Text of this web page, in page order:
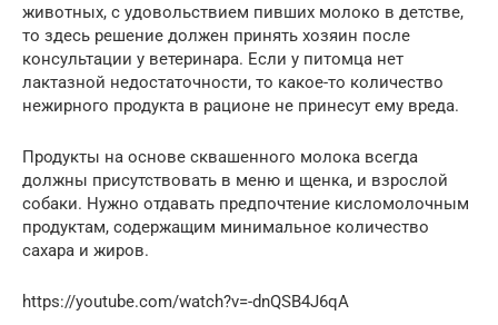
животных, с удовольствием пивших молоко в детстве,
то здесь решение должен принять хозяин после
консультации у ветеринара. Если у питомца нет
лактазной недостаточности, то какое-то количество
нежирного продукта в рационе не принесут ему вреда.
Продукты на основе сквашенного молока всегда
должны присутствовать в меню и щенка, и взрослой
собаки. Нужно отдавать предпочтение кисломолочным
продуктам, содержащим минимальное количество
сахара и жиров.
https://youtube.com/watch?v=-dnQSB4J6qA